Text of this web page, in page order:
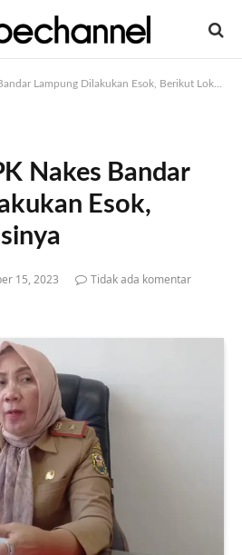
Lampung Dilakukan Esok, Berikut Lokasinya
Nakes Bandar
Esok,
15, 2023
Tidak ada komentar